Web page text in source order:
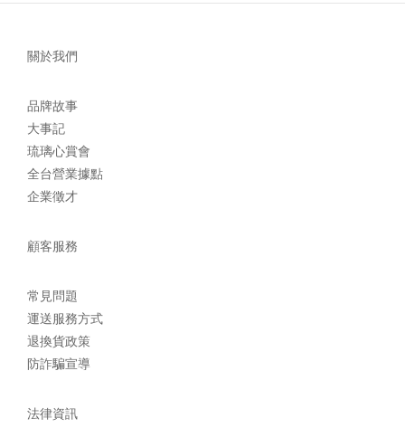
關於我們
品牌故事
大事記
琉璃心賞會
全台營業據點
企業徵才
顧客服務
常見問題
運送服務方式
退換貨政策
防詐騙宣導
法律資訊